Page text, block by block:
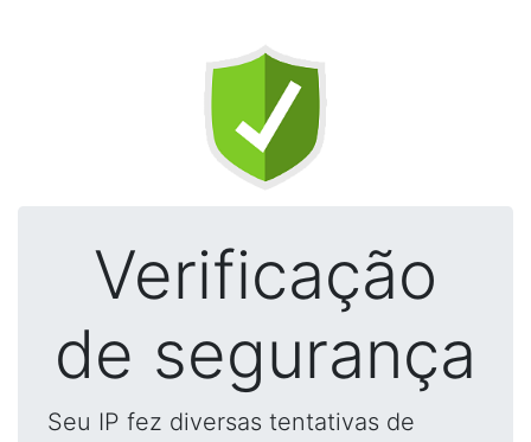
Verificação
de segurança
Seu IP fez diversas tentativas de